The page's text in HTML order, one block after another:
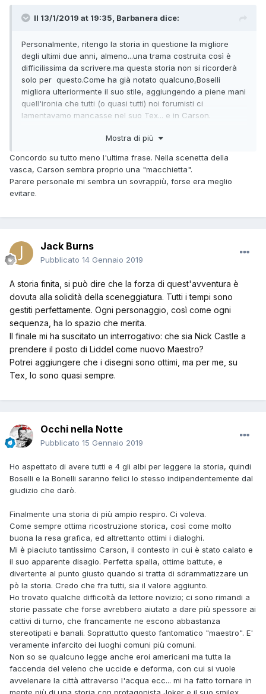
Il 13/1/2019 at 19:35, Barbanera dice:
Personalmente, ritengo la storia in questione la migliore
degli ultimi due anni, almeno...una trama costruita così è
difficilissima da scrivere.ma questa storia non si ricorderà
solo per questo.Come ha già notato qualcuno,Boselli
migliora ulteriormente il suo stile, aggiungendo a piene mani
quell'ironia che tutti (o quasi tutti) noi forumisti ci
lamentavamo mancasse nel suo Tex... e in Carson.
era riuscito a trasmettere a Carson, rendendolo una
di essere un Nizziano ).il risultato è eccellente,dal momento
che il Carson di Boselli non diventa nemmeno per un
secondo una "macchietta".
Mostra di più
Concordo su tutto meno l'ultima frase. Nella scenetta della
vasca, Carson sembra proprio una "macchietta".
Parere personale mi sembra un sovrappiù, forse era meglio
evitare.
Jack Burns
Pubblicato 14 Gennaio 2019
A storia finita, si può dire che la forza di quest'avventura è
dovuta alla solidità della sceneggiatura. Tutti i tempi sono
gestiti perfettamente. Ogni personaggio, così come ogni
sequenza, ha lo spazio che merita.
Il finale mi ha suscitato un interrogativo: che sia Nick Castle a
prendere il posto di Liddel come nuovo Maestro?
Potrei aggiungere che i disegni sono ottimi, ma per me, su
Tex, lo sono quasi sempre.
Occhi nella Notte
Pubblicato 15 Gennaio 2019
Ho aspettato di avere tutti e 4 gli albi per leggere la storia, quindi
Boselli e la Bonelli saranno felici lo stesso indipendentemente dal
giudizio che darò.
Finalmente una storia di più ampio respiro. Ci voleva.
Come sempre ottima ricostruzione storica, così come molto
buona la resa grafica, ed altrettanto ottimi i dialoghi.
Mi è piaciuto tantissimo Carson, il contesto in cui è stato calato e
il suo apparente disagio. Perfetta spalla, ottime battute, e
divertente al punto giusto quando si tratta di sdrammatizzare un
pò la storia. Credo che fra tutti, sia il valore aggiunto.
Ho trovato qualche difficoltà da lettore novizio; ci sono rimandi a
storie passate che forse avrebbero aiutato a dare più spessore ai
cattivi di turno, che francamente ne escono abbastanza
stereotipati e banali. Soprattutto questo fantomatico "maestro". E'
veramente infarcito dei luoghi comuni più comuni.
Non so se qualcuno legge anche eroi americani ma tutta la
faccenda del veleno che uccide e deforma, con cui si vuole
avvelenare la città attraverso l'acqua ecc... mi ha fatto tornare in